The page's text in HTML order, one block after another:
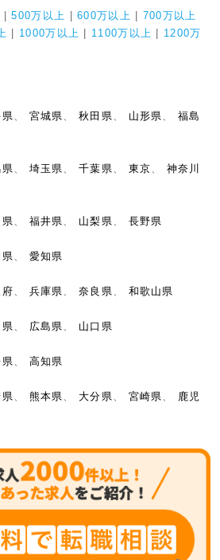
|500万以上 |600万以上
700万以上
1000万以上 1100万以上
1200万
宮城県 、秋田県 山形県 、福島
埼玉県 、千葉県 東京
神奈川
福井県 山梨県
長野県
愛知県
兵庫県 、奈良県
和歌山県
広島県
山口県
高知県
熊本県 大分県 宮崎県
鹿児